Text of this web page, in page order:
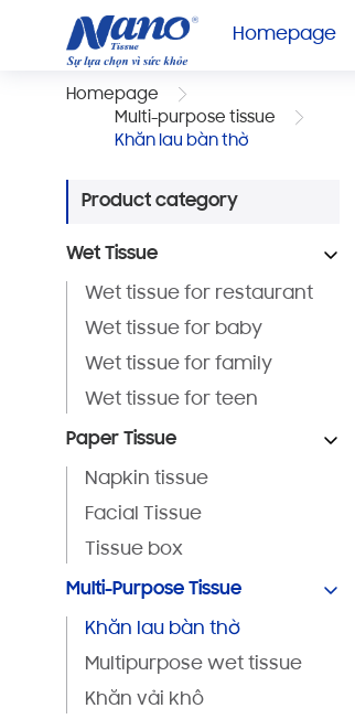
Homepage
Homepage
Multi-purpose tissue
Khăn lau bàn thờ
Product category
Wet Tissue
Wet tissue for restaurant
Wet tissue for baby
Wet tissue for family
Wet tissue for teen
Paper Tissue
Napkin tissue
Facial Tissue
Tissue box
Multi-Purpose Tissue
Khăn lau bàn thờ
Multipurpose wet tissue
Khăn vải khô